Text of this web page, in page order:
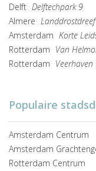
Delft Delftechpark 9
Almere
Amsterdam Korte
Rotterdam Van
Rotterdam Veerhaven
Populaire
Amsterdam Centrum
Amsterdam
Rotterdam Centrum